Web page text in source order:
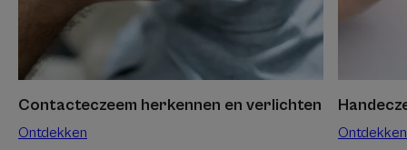
Contacteczeem herkennen en verlichten
Ontdekken Ontdekken